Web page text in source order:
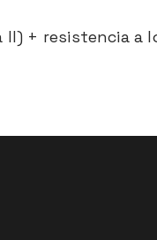
+ resistencia a